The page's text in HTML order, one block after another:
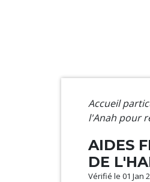
Accueil
l'Anah pour
AIDES
DE
Vérifié le 01 Jan